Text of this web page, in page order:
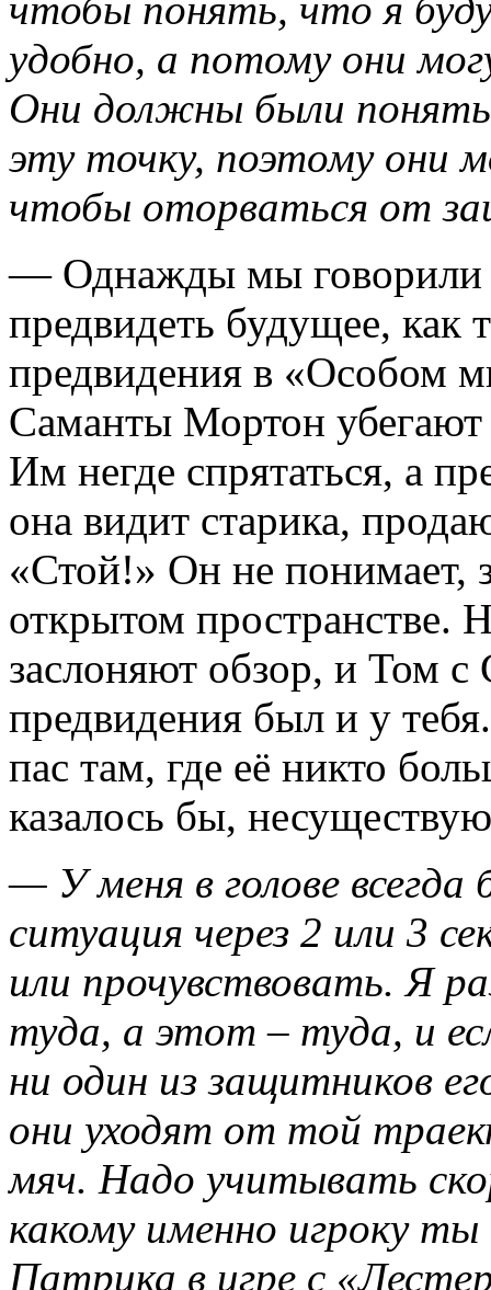
удобно, а потому они
Они должны были
эту точку, поэтому они
чтобы оторваться от
— Однажды мы говорили
предвидеть будущее, как
предвидения в «Особом
Саманты Мортон убегают
Им негде спрятаться, а
она видит старика,
«Стой!» Он не понимает,
открытом пространстве.
заслоняют обзор, и Том с
предвидения был и у
пас там, где её никто
казалось бы,
— У меня в голове всегда
ситуация через 2 или 3
или прочувствовать. Я
туда, а этот – туда, и
ни один из защитников
они уходят от той
мяч. Надо учитывать
какому именно игроку
Патрика в игре с